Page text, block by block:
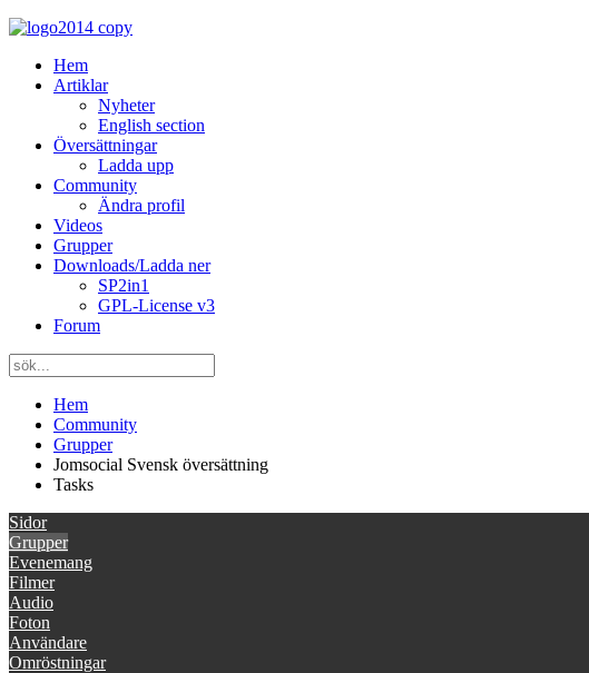
Hem
Artiklar
Nyheter
English section
Översättningar
Ladda upp
Community
Ändra profil
Videos
Grupper
Downloads/Ladda ner
SP2in1
GPL-License v3
Forum
Hem
Community
Grupper
Jomsocial Svensk översättning
Tasks
Sidor
Grupper
Evenemang
Filmer
Audio
Foton
Användare
Omröstningar